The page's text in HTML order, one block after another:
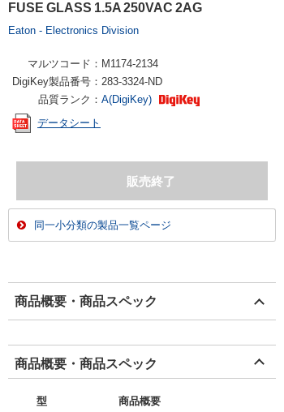
FUSE GLASS 1.5A 250VAC 2AG
Eaton - Electronics Division
マルツコード： M1174-2134
DigiKey製品番号： 283-3324-ND
品質ランク： A(DigiKey)
データシート
同一小分類の製品一覧ページ
商品概要・商品スペック
商品概要・商品スペック
型 商品概要